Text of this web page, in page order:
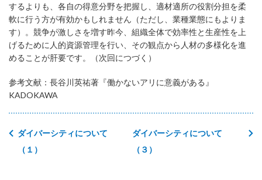
するよりも、各自の得意分野を把握し、適材適所の役割分担を柔
軟に行う方が有効かもしれません（ただし、業種業態にもよりま
す）。競争が激しさを増す昨今、組織全体で効率性と生産性を上
げるために人的資源管理を行い、その観点から人材の多様化を進
めることが肝要です。（次回につづく）
参考文献：長谷川英祐著『働かないアリに意義がある』
KADOKAWA
ダイバーシティについて
（３）
ダイバーシティについて
（１）